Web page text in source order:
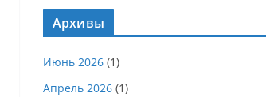
Архивы
Июнь 2026 (1)
Апрель 2026 (1)